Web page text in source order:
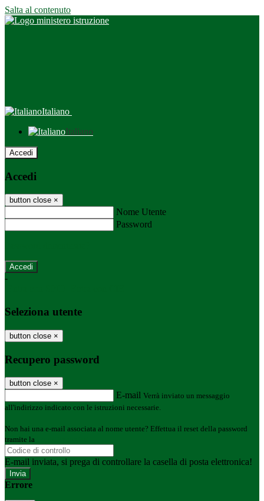
Salta al contenuto
Italiano
Italiano
Accedi
Accedi
button close ×
Nome Utente
Password
-
Seleziona utente
button close ×
Recupero password
button close ×
E-mail Verrà inviato un messaggio
all'indirizzo indicato con le istruzioni necessarie.
Non hai una e-mail associata al nome utente? Effettua il reset della password
tramite la
E-mail inviata, si prega di controllare la casella di posta elettronica!
Errore